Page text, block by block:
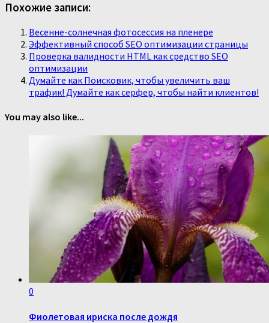
Похожие записи:
Весенне-солнечная фотосессия на пленере
Эффективный способ SEO оптимизации страницы
Проверка валидности HTML как средство SEO
оптимизации
Думайте как Поисковик, чтобы увеличить ваш
трафик! Думайте как серфер, чтобы найти клиентов!
You may also like...
0
Фиолетовая ириска после дождя